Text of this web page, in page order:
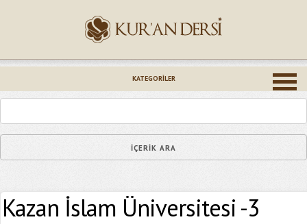
KATEGORILER
Kazan İslam Üniversitesi -3
Epostanız (*)
Yaşadığınız Hatanın Ayrıntıları